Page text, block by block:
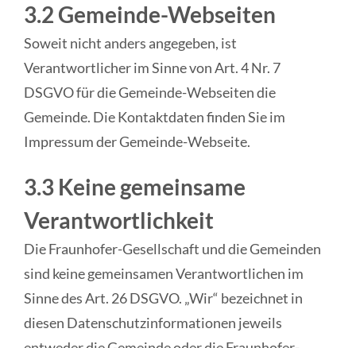
3.2 Gemeinde-Webseiten
Soweit nicht anders angegeben, ist
Verantwortlicher im Sinne von Art. 4 Nr. 7
DSGVO für die Gemeinde-Webseiten die
Gemeinde. Die Kontaktdaten finden Sie im
Impressum der Gemeinde-Webseite.
3.3 Keine gemeinsame
Verantwortlichkeit
Die Fraunhofer-Gesellschaft und die Gemeinden
sind keine gemeinsamen Verantwortlichen im
Sinne des Art. 26 DSGVO. „Wir“ bezeichnet in
diesen Datenschutzinformationen jeweils